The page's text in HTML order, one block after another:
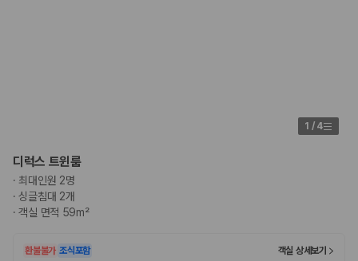
제주렌트카 최저가는 차량 기본요금만으로 판단하기 어렵습니다. 보험 포
함 여부, 면책금, 보상 한도, 옵션 비용, 취소 수수료를 함께 확인해야 실제
로 저렴한 차량을 고를 수 있습니다.
2. 보험 조건은 가격만큼 중요합니다
완전자차와 슈퍼자차는 업체별 보장 범위가 다를 수 있습니다. 카모아에서
수준을 선택할 수 있습니다.
1 / 4
디럭스 트윈룸
· 최대인원 2명
·싱글침대 2개
·객실 면적 59m²
환불불가 조식포함
객실 상세보기